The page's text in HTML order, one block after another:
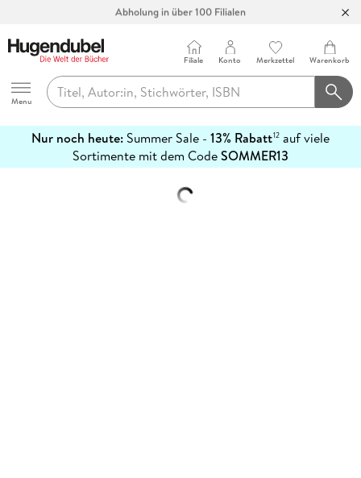
Abholung in über 100 Filialen
Hugendubel
Menu
Filiale Konto Merkzettel Warenkorb
Nur noch heute: Summer Sale - 13% Rabatt12 auf viele
Sortimente mit dem CodeSOMMER13
erfahren